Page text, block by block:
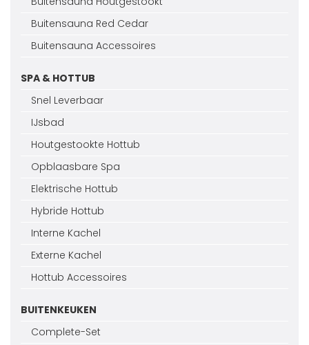
Buitensauna Red Cedar
Buitensauna Accessoires
SPA & HOTTUB
Snel Leverbaar
IJsbad
Houtgestookte Hottub
Opblaasbare Spa
Elektrische Hottub
Hybride Hottub
Interne Kachel
Externe Kachel
Hottub Accessoires
BUITENKEUKEN
Complete-Set